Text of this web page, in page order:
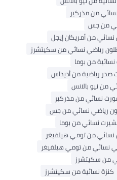
من مذركير
من جس
نسائي من أمريكان إيجل
رياضي نسائي من سكيتشرز
من بوما
صدر رياضية من أديداس
من نيو بالانس
نسائي من مذركير
رياضي نسائي من جس
نسائي من بوما
نسائي من تومي هيلفيغر
نسائي من تومي هيلفيغر
من سكيتشرز
كنزة نسائية من سكيتشرز